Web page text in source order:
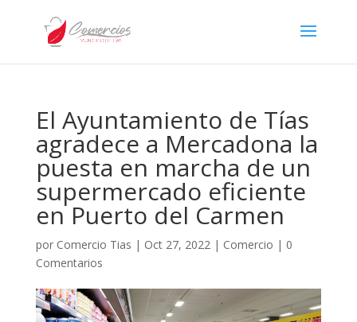
El Ayuntamiento de Tías
agradece a Mercadona la
puesta en marcha de un
supermercado eficiente
en Puerto del Carmen
por Comercio Tias | Oct 27, 2022| Comercio | 0
Comentarios